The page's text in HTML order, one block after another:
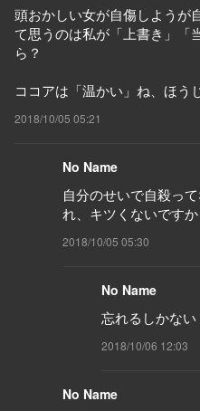
頭おかしい女が自傷しようが
て思うのは私が「上書き」「
ら？
ココアは「温かい」ね、ほう
2018/10/05 05:21
No Name
自分のせいで自殺っ
れ、キツくないですか
2018/10/05 05:30
No Name
忘れるしかない
2018/10/06 12:03
No Name